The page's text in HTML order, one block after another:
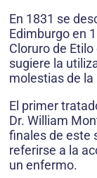
En 1831 se
Edimburgo en
Cloruro de
sugiere la
molestias de la
El primer
Dr. William
finales de este
referirse a la
un enfermo.